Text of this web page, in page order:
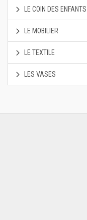
LE COIN DES ENFANTS
LE MOBILIER
LE TEXTILE
LES VASES